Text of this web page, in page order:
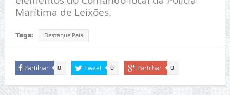
Marítima de Leixões.
Tags: Destaque País
Partilhar 0 Tweet 0 Partilhar 0